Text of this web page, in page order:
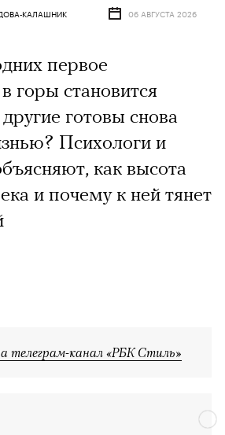
КАЛАШНИК 06 АВГУСТА 2026
первое
горы становится
готовы снова
Психологи и
как высота
и почему к ней тянет
телеграм-канал «РБК Стиль»